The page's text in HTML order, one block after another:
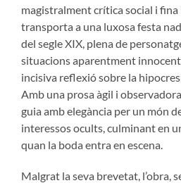
magistralment crítica social i fina
transporta a una luxosa festa
del segle XIX, plena de
situacions aparentment
incisiva reflexió sobre la
Amb una prosa àgil i
guia amb elegància per un món
interessos ocults, culminant en
quan la boda entra en escena.
Malgrat la seva brevetat, l’obra,